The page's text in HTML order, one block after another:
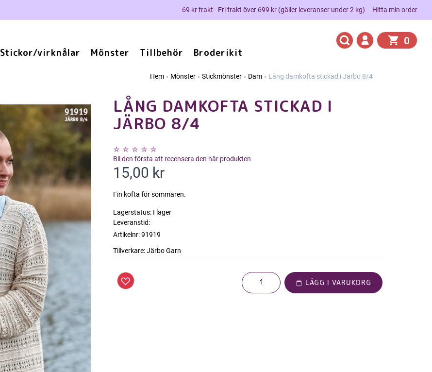
69 kr frakt - Fri frakt över 699 kr (gäller leveranser under 2 kg) Hitta min order
Stickor/virknålar Mönster Tillbehör Broderikit
0
Hem Mönster Stickmönster Dam Lång damkofta stickad i Järbo 8/4
LÅNG DAMKOFTA STICKAD I
JÄRBO 8/4
Bli den första att recensera den här produkten
15,00 kr
Fin kofta för sommaren.
Lagerstatus: I lager
Leveranstid:
Artikelnr:91919
Tillverkare:Järbo Garn
LÄGG I VARUKORG